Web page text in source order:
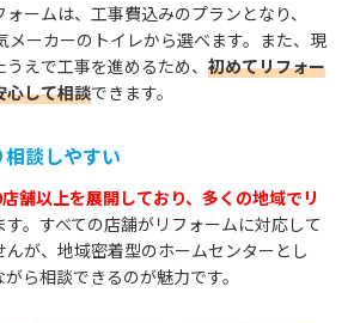
ームは、工事費込みのプランとなり、
メーカーのトイレから選べます。また、現
えで工事を進めるため、 初めてリフォー
心して相談できます。
談しやすい
舗以上を展開しており、多くの地域でリ
す。すべての店舗がリフォームに対応して
が、地域密着型のホームセンターとし
ら相談できるのが魅力です。